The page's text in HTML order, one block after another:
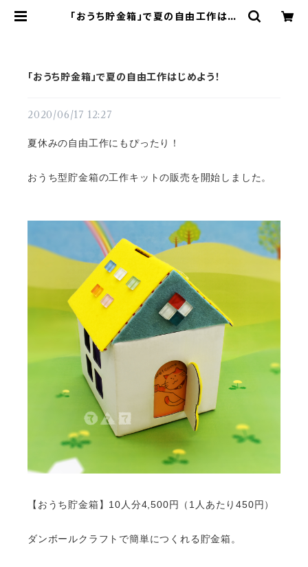
「おうち貯金箱」で夏の自由工作はじ
「おうち貯金箱」で夏の自由工作はじめよう！
2020/06/17 12:27
夏休みの自由工作にもぴったり！
おうち型貯金箱の工作キットの販売を開始しました。
【おうち貯金箱】10人分4,500円（1人あたり450円）
ダンボールクラフトで簡単につくれる貯金箱。